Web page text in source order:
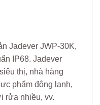
Jadever JWP-30K,
IP68. Jadever
thị, nhà hàng
phẩm đông lạnh,
rửa nhiều, vv.